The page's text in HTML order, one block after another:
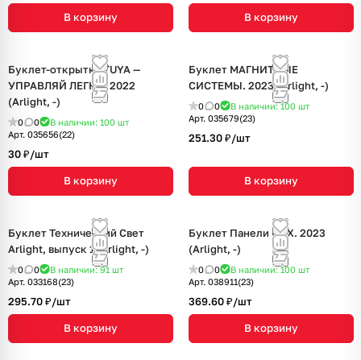
В корзину В корзину
Буклет-открытка TUYA —
УПРАВЛЯЙ ЛЕГКО. 2022
(Arlight, -)
0 0 В наличии: 100 шт
Арт. 035656(22)
30 ₽/шт
В корзину
Буклет МАГНИТНЫЕ
СИСТЕМЫ. 2023 (Arlight, -)
0 0 В наличии: 100 шт
Арт. 035679(23)
251.30 ₽/шт
В корзину
Буклет Технический Свет
Arlight, выпуск 1 (Arlight, -)
0 0 В наличии: 91 шт
Арт. 033168(23)
295.70 ₽/шт
В корзину
Буклет Панели KNX. 2023
(Arlight, -)
0 0 В наличии: 100 шт
Арт. 038911(23)
369.60 ₽/шт
В корзину